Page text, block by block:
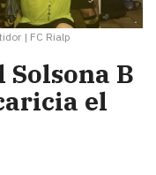
| FC Rialp
Solsona B
el